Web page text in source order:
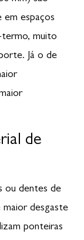
em espaços
termo,muito
Já o de
de
ou dentes de
desgaste
ponteiras